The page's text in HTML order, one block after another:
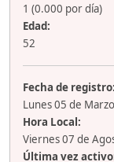
1 (0.000 por día)
Edad:
52
Fecha de registro:
Lunes 05 de
Hora Local:
Viernes 07 de
Última vez